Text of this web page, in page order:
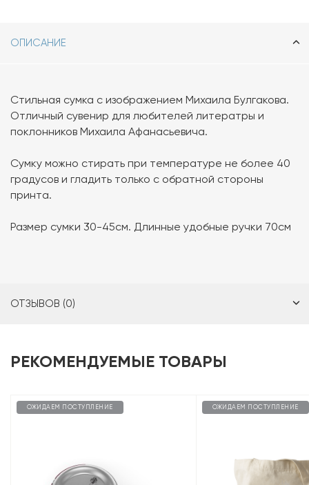
ОПИСАНИЕ
Стильная сумка с изображением Михаила Булгакова.
Отличный сувенир для любителей литератры и
поклонников Михаила Афанасьевича.
Сумку можно стирать при температуре не более 40
градусов и гладить только с обратной стороны
принта.
Размер сумки 30-45см. Длинные удобные ручки 70см
ОТЗЫВОВ (0)
РЕКОМЕНДУЕМЫЕ ТОВАРЫ
ОЖИДАЕМ ПОСТУПЛЕНИЕ ОЖИДАЕМ ПОСТУПЛЕНИЕ